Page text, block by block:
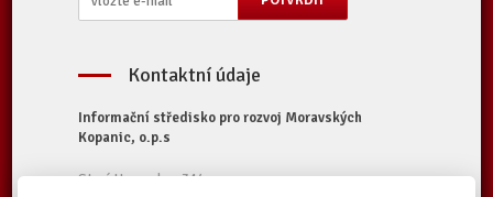
Kontaktní údaje
Informační středisko pro rozvoj Moravských
Kopanic, o.p.s
Starý Hrozenkov 314